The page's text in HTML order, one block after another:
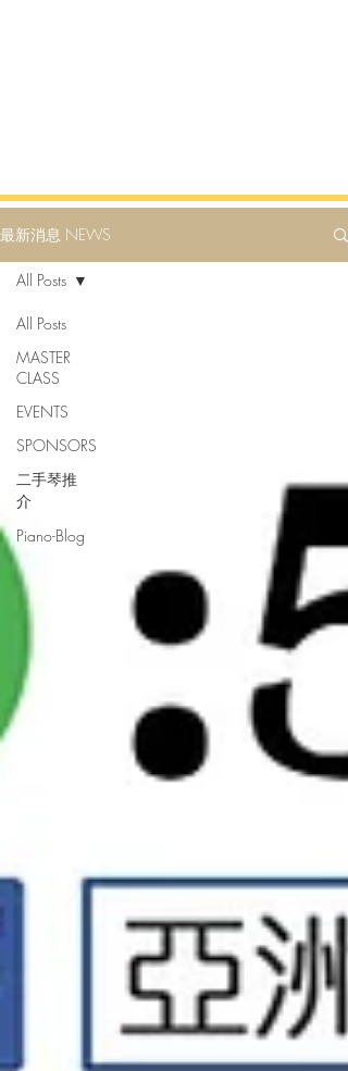
最新消息 NEWS
All Posts
MASTER
CLASS
EVENTS
SPONSORS
二手琴推
介
Piano-Blog
All Posts